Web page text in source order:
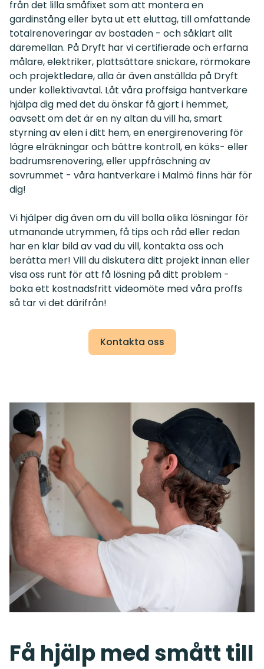
från det lilla småfixet som att montera en
gardinstång eller byta ut ett eluttag, till omfattande
totalrenoveringar av bostaden - och såklart allt
däremellan. På Dryft har vi certifierade och erfarna
målare, elektriker, plattsättare snickare, rörmokare
och projektledare, alla är även anställda på Dryft
under kollektivavtal. Låt våra proffsiga hantverkare
hjälpa dig med det du önskar få gjort i hemmet,
oavsett om det är en ny altan du vill ha, smart
styrning av elen i ditt hem, en energirenovering för
lägre elräkningar och bättre kontroll, en köks- eller
badrumsrenovering, eller uppfräschning av
sovrummet - våra hantverkare i Malmö finns här för
dig!
Vi hjälper dig även om du vill bolla olika lösningar för
utmanande utrymmen, få tips och råd eller redan
har en klar bild av vad du vill, kontakta oss och
berätta mer! Vill du diskutera ditt projekt innan eller
visa oss runt för att få lösning på ditt problem -
boka ett kostnadsfritt videomöte med våra proffs
så tar vi det därifrån!
Kontakta oss
Få hjälp med smått till